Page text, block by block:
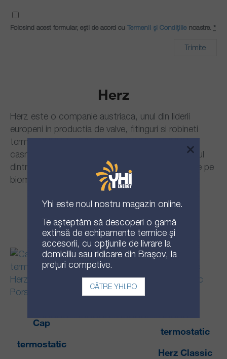
Folosind acest formular, ești de acord cu Termenii și Condițiile noastre. *
Herz
Herz este o companie austriaca, unul din liderii
europeni in productia de valve, fitinguri si robineti
termostatici, cu aplicabilitate atat in instalatiile
casnice, cat si in cele industriale. Herz este si unul
dintre cei mai mari producatori de cazane bazate pe
biomasa si pompe de caldura.
Produse similare
Cap
termostatic
termostatic
Herz Classic
Yhi este noul nostru magazin online.
Te așteptăm să descoperi o gamă
extinsă de echipamente termice și
accesorii, cu opțiunile de livrare la
domiciliu sau ridicare din Brașov, la
prețuri competive.
CĂTRE YHI.RO
×